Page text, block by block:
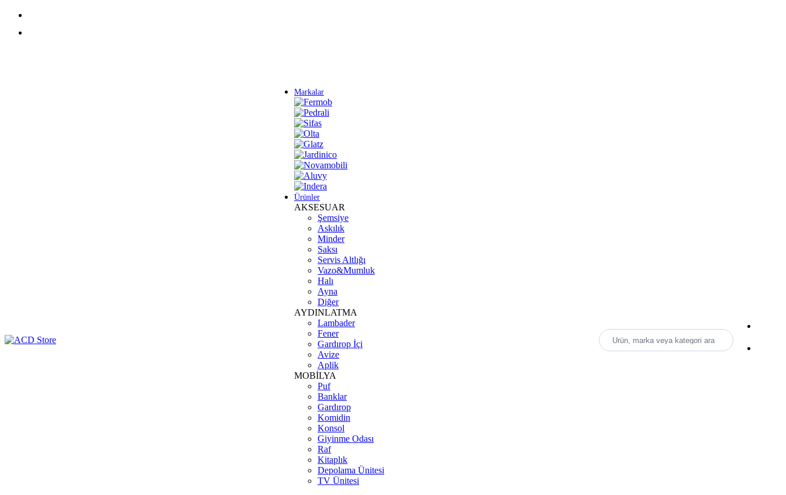
Ürün, marka veya kategori ara
Markalar
Ürünler
AKSESUAR
Şemsiye
Askılık
Minder
Saksı
Servis Altlığı
Vazo&Mumluk
Halı
Ayna
Diğer
AYDINLATMA
Lambader
Fener
Gardırop İçi
Avize
Aplik
MOBİLYA
Puf
Banklar
Gardırop
Komidin
Konsol
Giyinme Odası
Raf
Kitaplık
Depolama Ünitesi
TV Ünitesi